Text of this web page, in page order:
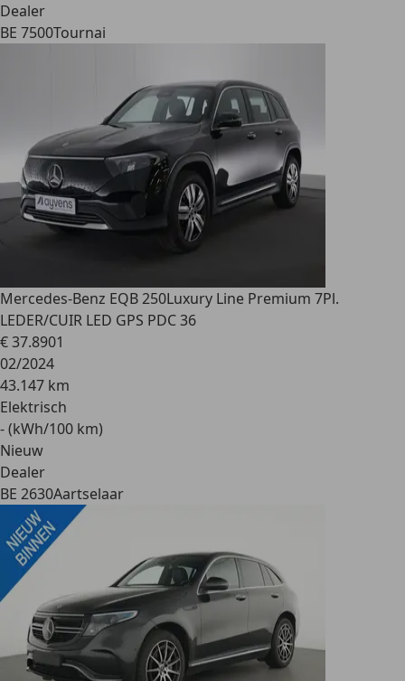
Dealer
BE 7500Tournai
Mercedes-Benz EQB 250Luxury Line Premium 7Pl.
LEDER/CUIR LED GPS PDC 36
€ 37.8901
02/2024
43.147 km
Elektrisch
- (kWh/100 km)
Nieuw
Dealer
BE 2630Aartselaar